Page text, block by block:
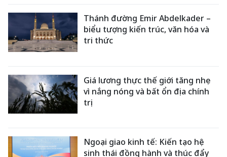
Thánh đường Emir Abdelkader –
biểu tượng kiến trúc, văn hóa và
tri thức
Giá lương thực thế giới tăng nhẹ
vì nắng nóng và bất ổn địa chính
trị
Ngoại giao kinh tế: Kiến tạo hệ
sinh thái đồng hành và thúc đẩy